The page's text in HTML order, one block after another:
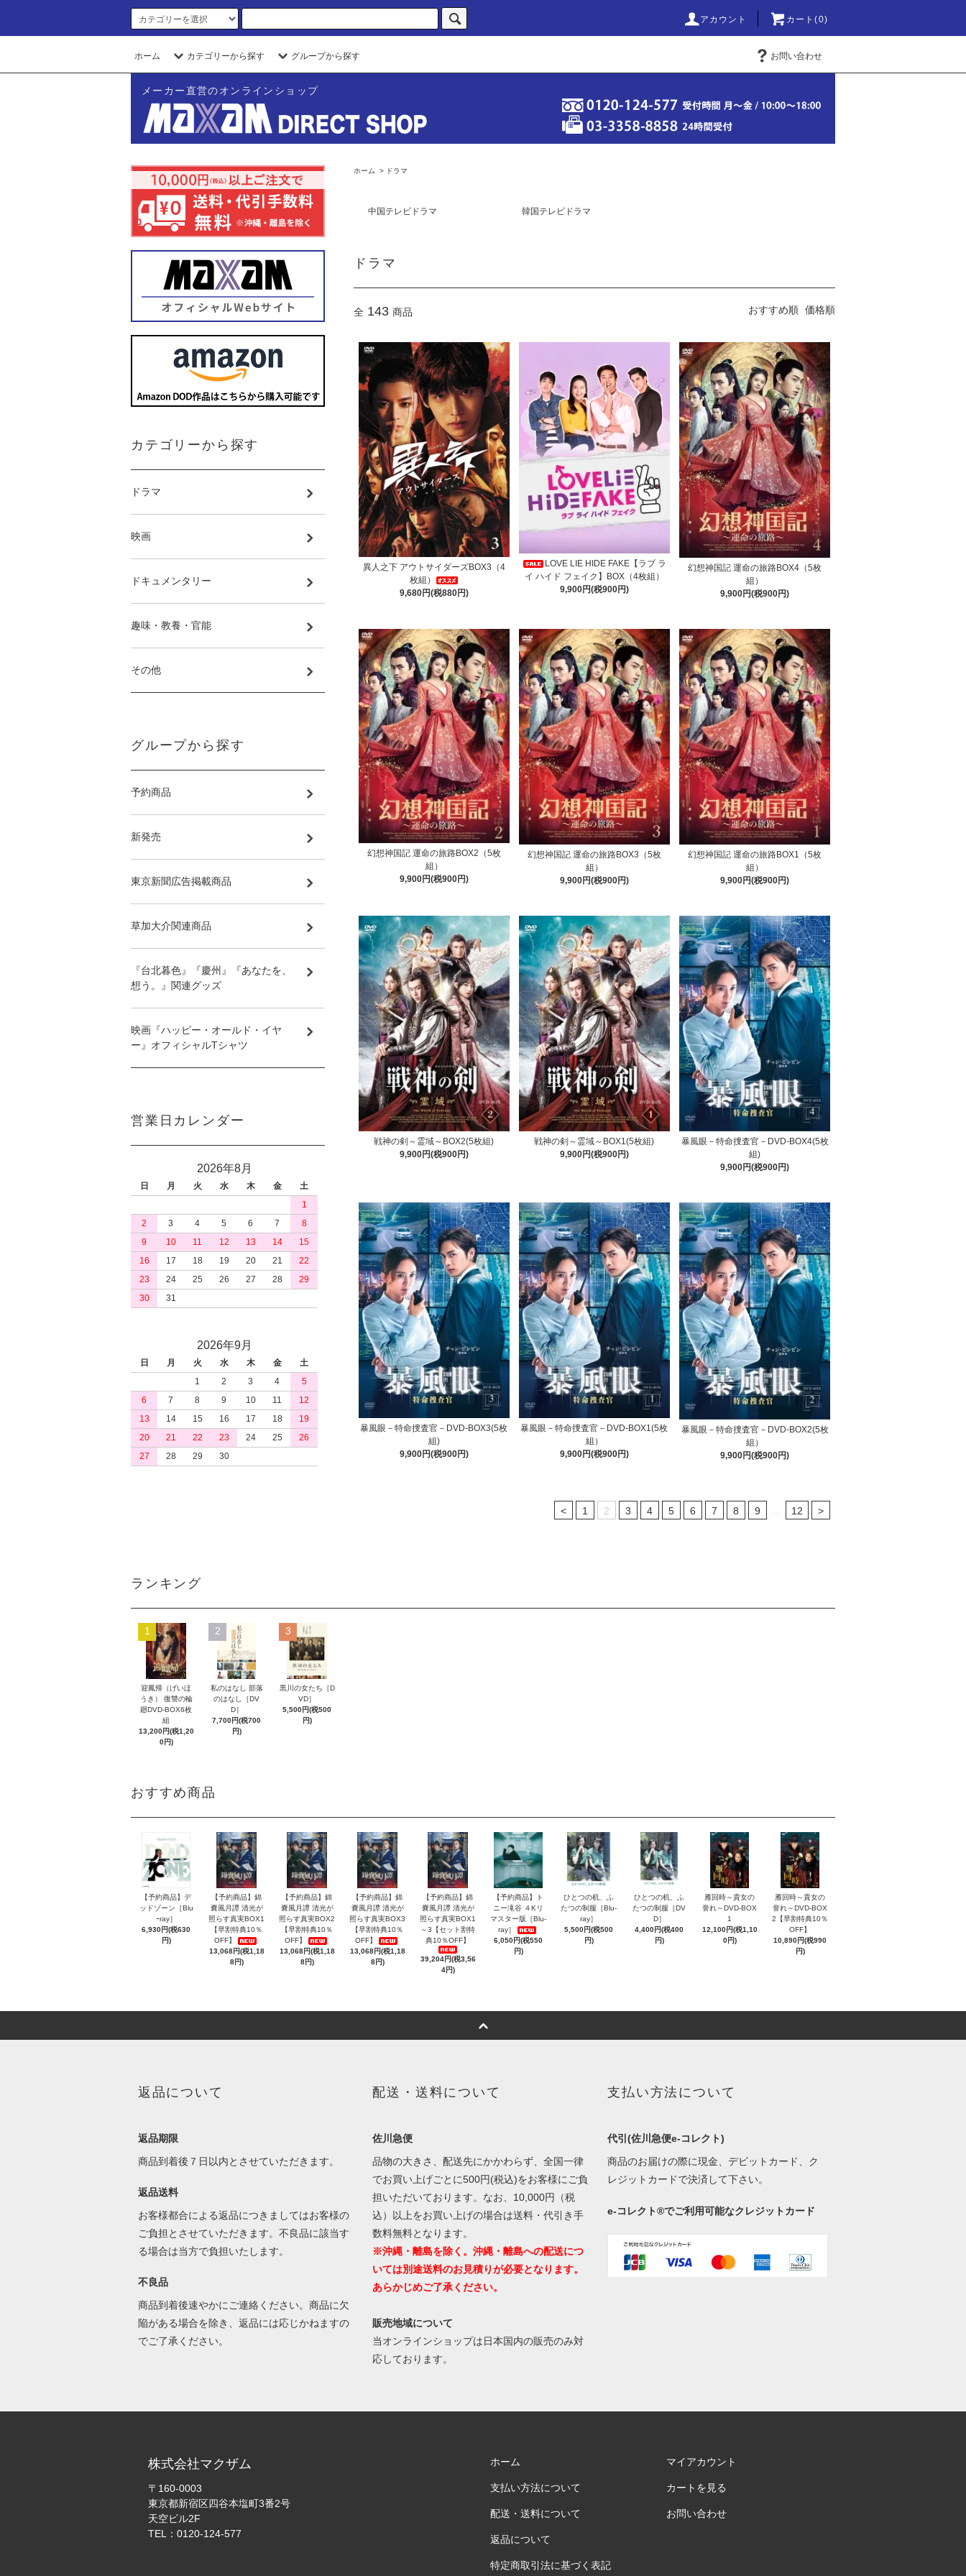
アカウント カート(0)
ホーム カテゴリーから探す グループから探す お問い合わせ
メーカー直営のオンラインショップ
ホーム > ドラマ
中国テレビドラマ 韓国テレビドラマ
ドラマ
全 143 商品 おすすめ順 価格順
異人之下 アウトサイダーズBOX3（4
枚組）
9,680円(税880円)
LOVE LIE HIDE FAKE【ラブ ラ
イ ハイド フェイク】BOX（4枚組）
9,900円(税900円)
幻想神国記 運命の旅路BOX4（5枚
組）
9,900円(税900円)
幻想神国記 運命の旅路BOX2（5枚
組）
9,900円(税900円)
幻想神国記 運命の旅路BOX3（5枚
組）
9,900円(税900円)
幻想神国記 運命の旅路BOX1（5枚
組）
9,900円(税900円)
戦神の剣～霊域～BOX2(5枚組)
9,900円(税900円)
戦神の剣～霊域～BOX1(5枚組)
9,900円(税900円)
暴風眼－特命捜査官－DVD-BOX4(5枚
組)
9,900円(税900円)
暴風眼－特命捜査官－DVD-BOX3(5枚
組)
9,900円(税900円)
暴風眼－特命捜査官－DVD-BOX1(5枚
組）
9,900円(税900円)
暴風眼－特命捜査官－DVD-BOX2(5枚
組）
9,900円(税900円)
< 1 2 3 4 5 6 7 8 9 ... 12 >
カテゴリーから探す
ドラマ
映画
ドキュメンタリー
趣味・教養・官能
その他
グループから探す
予約商品
新発売
東京新聞広告掲載商品
草加大介関連商品
『台北暮色』『慶州』『あなたを、
想う。』関連グッズ
映画『ハッピー・オールド・イヤ
ー』オフィシャルTシャツ
営業日カレンダー
2026年8月
日 月 火 水 木 金
土
1
2
3 4 5 6 7
8
9
10 11 12 13 14
15
16
17 18 19 20 21
22
23
24 25 26 27 28
29
30
31
2026年9月
日 月 火 水 木 金
土
1
2 3 4
5
6
7 8 9 10 11
12
13
14 15 16 17 18
19
20
21 22 23 24 25
26
27
28 29 30
ランキング
1
迎鳳帰（げいほ
うき） 復讐の輪
廻DVD-BOX6枚
組
13,200円(税1,20
0円)
2
私のはなし 部落
のはなし［DV
D］
7,700円(税700
円)
3
黒川の女たち［D
VD］
5,500円(税500
円)
おすすめ商品
【予約商品】デ
ッドゾーン［Blu
ｰray］
6,930円(税630
円)
【予約商品】錦
嚢風月譚 清光が
照らす真実BOX1
【早割特典10％
OFF】
13,068円(税1,18
8円)
【予約商品】錦
嚢風月譚 清光が
照らす真実BOX2
【早割特典10％
OFF】
13,068円(税1,18
8円)
【予約商品】錦
嚢風月譚 清光が
照らす真実BOX3
【早割特典10％
OFF】
13,068円(税1,18
8円)
【予約商品】錦
嚢風月譚 清光が
照らす真実BOX1
～3【セット割特
典10％OFF】
39,204円(税3,56
4円)
【予約商品】ト
ニー滝谷 ４Kリ
マスター版［Blu-
ray］
6,050円(税550
円)
ひとつの机、ふ
たつの制服［Blu-
ray］
5,500円(税500
円)
ひとつの机、ふ
たつの制服［DV
D］
4,400円(税400
円)
雁回時～貴女の
誉れ～DVD-BOX
1
12,100円(税1,10
0円)
雁回時～貴女の
誉れ～DVD-BOX
2【早割特典10％
OFF】
10,890円(税990
円)
返品について
返品期限
商品到着後７日以内とさせていただきます。
返品送料
お客様都合による返品につきましてはお客様の
ご負担とさせていただきます。不良品に該当す
る場合は当方で負担いたします。
不良品
商品到着後速やかにご連絡ください。商品に欠
陥がある場合を除き、返品には応じかねますの
でご了承ください。
配送・送料について
佐川急便
品物の大きさ、配送先にかかわらず、全国一律
でお買い上げごとに500円(税込)をお客様にご負
担いただいております。なお、10,000円（税
込）以上をお買い上げの場合は送料・代引き手
数料無料となります。
※沖縄・離島を除く。沖縄・離島への配送につ
いては別途送料のお見積りが必要となります。
あらかじめご了承ください。
販売地域について
当オンラインショップは日本国内の販売のみ対
応しております。
支払い方法について
代引(佐川急便e-コレクト)
商品のお届けの際に現金、デビットカード、ク
レジットカードで決済して下さい。
e-コレクト®でご利用可能なクレジットカード
株式会社マクザム
〒160-0003
東京都新宿区四谷本塩町3番2号
天空ビル2F
TEL：0120-124-577
ホーム
支払い方法について
配送・送料について
返品について
特定商取引法に基づく表記
マイアカウント
カートを見る
お問い合わせ